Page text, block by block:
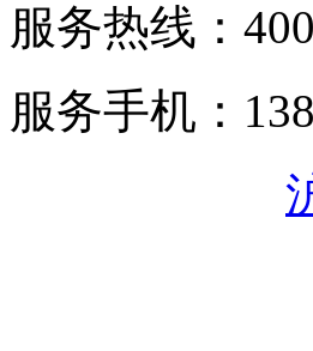
服务热线：
服务手机：